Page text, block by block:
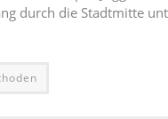
durch die Stadtmitte